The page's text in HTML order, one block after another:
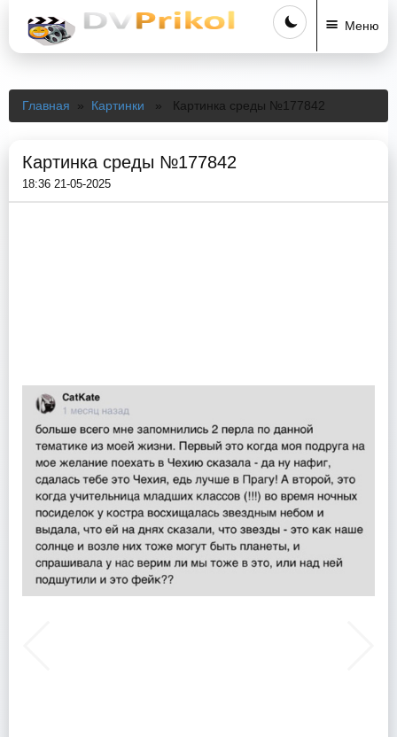
Меню
Главная » Картинки » Картинка среды №177842
Картинка среды №177842
18:36 21-05-2025